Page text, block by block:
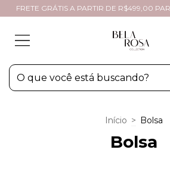
FRETE GRÁTIS A PARTIR DE R$499,00
Início > Bolsa
Bolsa